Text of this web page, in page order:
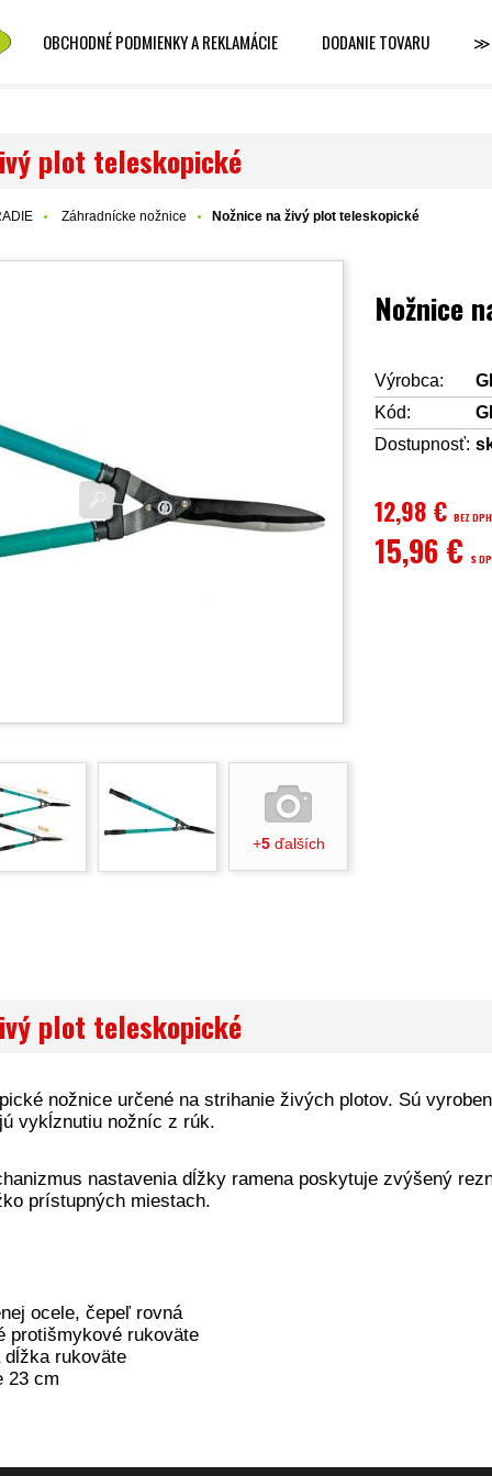
OBCHODNÉ PODMIENKY A REKLAMÁCIE DODANIE TOVARU ≫
plot teleskopické
Záhradnícke nožnice Nožnice na živý plot teleskopické
+5ďalších
Nožnice
Výrobca:
Kód:
Dostupnosť:
12,98 €BEZ DPH
15,96 €S
plot teleskopické
nožnice určené na strihanie živých plotov. Sú
vykĺznutiu nožníc z rúk.
nastavenia dĺžky ramena poskytuje zvýšený
prístupných miestach.
ocele, čepeľ rovná
protišmykové rukoväte
rukoväte
23 cm